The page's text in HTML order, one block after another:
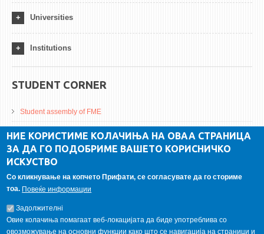
Universities
Institutions
STUDENT CORNER
Student assembly of FME
Da Vinci Magazinne
Alumni association
GALLERY
НИЕ КОРИСТИМЕ КОЛАЧИЊА НА ОВАА СТРАНИЦА
ЗА ДА ГО ПОДОБРИМЕ ВАШЕТО КОРИСНИЧКО
ИСКУСТВО
Со кликнување на копчето Прифати, се согласувате да го сториме
тоа. Повеќе информации
Задолжителнi
Овие колачиња помагаат веб-локацијата да биде употреблива со
овозможување на основни функции како што се навигација на страници и